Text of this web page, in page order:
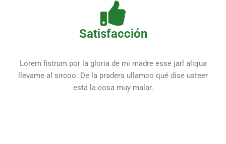
Satisfacción
Lorem fistrum por la gloria de mi madre esse jarl aliqua
llevame al sircoo. De la pradera ullamco qué dise usteer
está la cosa muy malar.